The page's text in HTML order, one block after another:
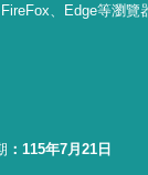
、Edge等瀏覽
115年7月21日